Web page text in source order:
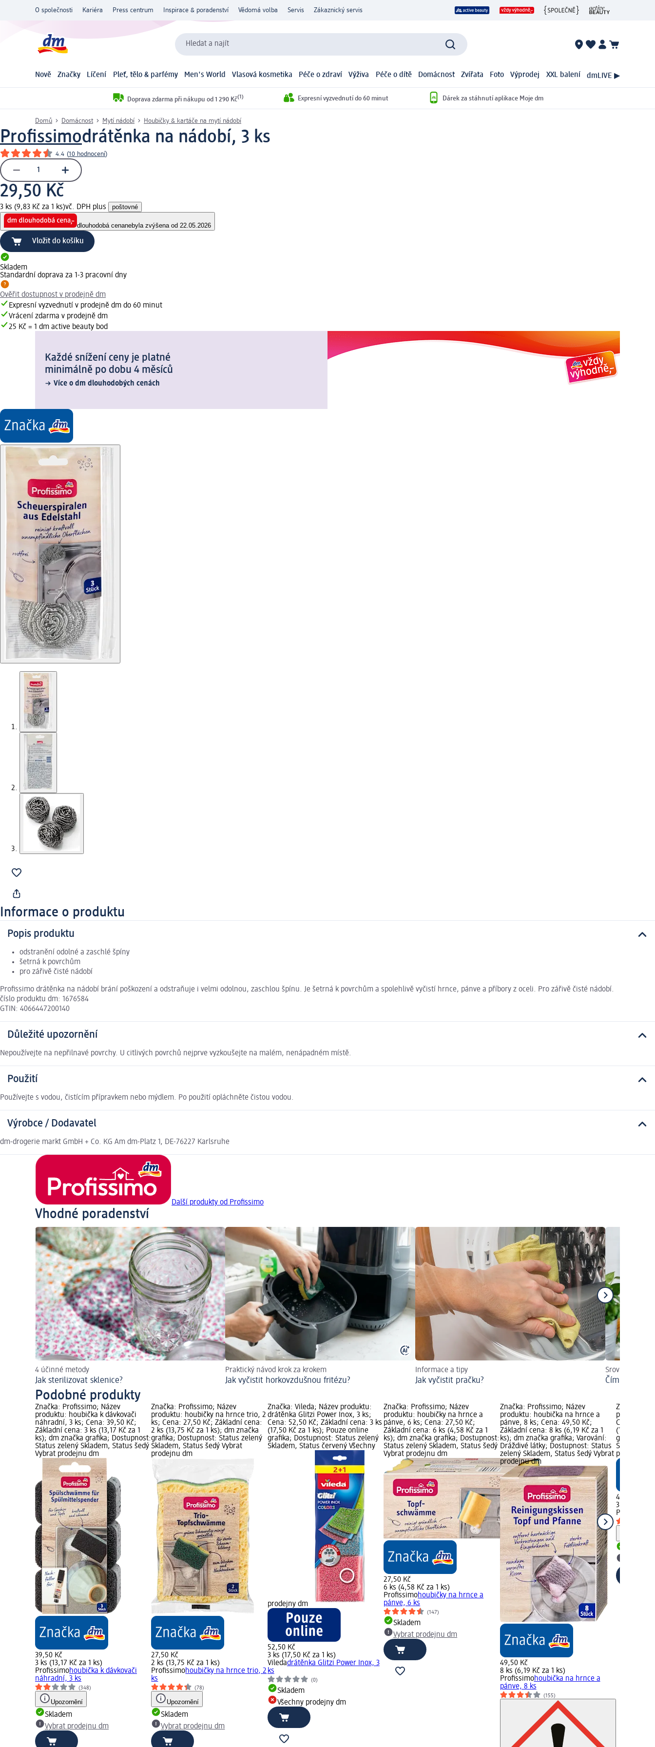
O společnosti Kariéra Press centrum Inspirace & poradenství Vědomá volba Servis Zákaznický servis
Hledat a najít
Nově Značky Líčení Pleť, tělo & parfémy Men's World Vlasová kosmetika Péče o zdraví Výživa Péče o dítě Domácnost Zvířata Foto Výprodej XXL balení dmLIVE ▶
Doprava zdarma při nákupu od 1 290 Kč(1) Expresní vyzvednutí do 60 minut Dárek za stáhnutí aplikace Moje dm
Domů Domácnost Mytí nádobí Houbičky & kartáče na mytí nádobí
Profissimodrátěnka na nádobí, 3 ks
4.4 (10 hodnocení)
29,50 Kč
3 ks (9,83 Kč za 1 ks)vč. DPH plus poštovné
dlouhodobá cenanebyla zvýšena od 22.05.2026
Vložit do košíku
Skladem
Standardní doprava za 1-3 pracovní dny
Ověřit dostupnost v prodejně dm
Expresní vyzvednutí v prodejně dm do 60 minut
Vrácení zdarma v prodejně dm
25 Kč = 1 dm active beauty bod
Každé snížení ceny je platné
minimálně po dobu 4 měsíců
Více o dm dlouhodobých cenách
Informace o produktu
Popis produktu
odstranění odolné a zaschlé špíny
šetrná k povrchům
pro zářivě čisté nádobí
Profissimo drátěnka na nádobí brání poškození a odstraňuje i velmi odolnou, zaschlou špínu. Je šetrná k povrchům a spolehlivě vyčistí hrnce, pánve a příbory z oceli. Pro zářivě čisté nádobí.
číslo produktu dm: 1676584
GTIN: 4066447200140
Důležité upozornění
Nepoužívejte na nepřilnavé povrchy. U citlivých povrchů nejprve vyzkoušejte na malém, nenápadném místě.
Použití
Používejte s vodou, čistícím přípravkem nebo mýdlem. Po použití opláchněte čistou vodou.
Výrobce / Dodavatel
dm-drogerie markt GmbH + Co. KG Am dm-Platz 1, DE-76227 Karlsruhe
Další produkty od Profissimo
Vhodné poradenství
4 účinné metody
Jak sterilizovat sklenice?
Praktický návod krok za krokem
Jak vyčistit horkovzdušnou fritézu?
Informace a tipy
Jak vyčistit pračku?
Srovnání
Čím mýt
Podobné produkty
Značka: Profissimo; Název
produktu: houbička k dávkovači
náhradní, 3 ks; Cena: 39,50 Kč;
Základní cena: 3 ks (13,17 Kč za 1
ks); dm značka grafika; Dostupnost:
Status zelený Skladem, Status šedý
Vybrat prodejnu dm
39,50 Kč
3 ks (13,17 Kč za 1 ks)
Profissimohoubička k dávkovači
náhradní, 3 ks
(348)
Upozornění
Skladem
Vybrat prodejnu dm
Značka: Profissimo; Název
produktu: houbičky na hrnce trio, 2
ks; Cena: 27,50 Kč; Základní cena:
2 ks (13,75 Kč za 1 ks); dm značka
grafika; Dostupnost: Status zelený
Skladem, Status šedý Vybrat
prodejnu dm
27,50 Kč
2 ks (13,75 Kč za 1 ks)
Profissimohoubičky na hrnce trio, 2
ks
(78)
Upozornění
Skladem
Vybrat prodejnu dm
Značka: Vileda; Název produktu:
drátěnka Glitzi Power Inox, 3 ks;
Cena: 52,50 Kč; Základní cena: 3 ks
(17,50 Kč za 1 ks); Pouze online
grafika; Dostupnost: Status zelený
Skladem, Status červený Všechny
prodejny dm
52,50 Kč
3 ks (17,50 Kč za 1 ks)
Viledadrátěnka Glitzi Power Inox, 3
ks
(0)
Skladem
Všechny prodejny dm
Značka: Profissimo; Název
produktu: houbičky na hrnce a
pánve, 6 ks; Cena: 27,50 Kč;
Základní cena: 6 ks (4,58 Kč za 1
ks); dm značka grafika; Dostupnost:
Status zelený Skladem, Status šedý
Vybrat prodejnu dm
27,50 Kč
6 ks (4,58 Kč za 1 ks)
Profissimohoubičky na hrnce a
pánve, 6 ks
(147)
Skladem
Vybrat prodejnu dm
Značka: Profissimo; Název
produktu: houbička na hrnce a
pánve, 8 ks; Cena: 49,50 Kč;
Základní cena: 8 ks (6,19 Kč za 1
ks); dm značka grafika; Varování:
Dráždivé látky; Dostupnost: Status
zelený Skladem, Status šedý Vybrat
prodejnu dm
49,50 Kč
8 ks (6,19 Kč za 1 ks)
Profissimohoubička na hrnce a
pánve, 8 ks
(155)
Značka:
produktu:
Cena:
(14,17 Kč
grafika;
Skladem,
prodejnu
42,50 Kč
3 ks (14,17
Profissimo